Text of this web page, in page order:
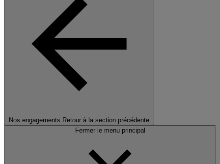
Nos engagements Retour à la section précédente
Fermer le menu principal